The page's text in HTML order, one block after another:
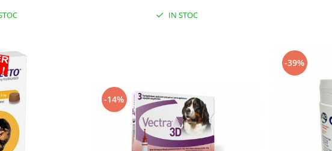
IN STOC
-14%
-39%